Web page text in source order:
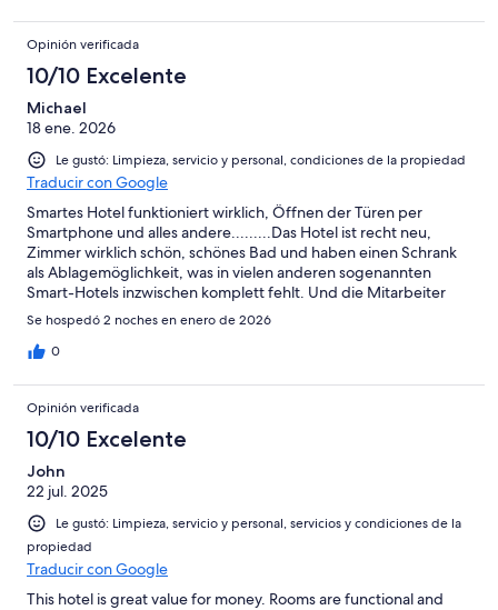
Opinión verificada
10/10 Excelente
Michael
18 ene. 2026
Le gustó: Limpieza, servicio y personal, condiciones de la propiedad
Traducir con Google
Smartes Hotel funktioniert wirklich, Öffnen der Türen per
Smartphone und alles andere.........Das Hotel ist recht neu,
Zimmer wirklich schön, schönes Bad und haben einen Schrank
als Ablagemöglichkeit, was in vielen anderen sogenannten
Smart-Hotels inzwischen komplett fehlt. Und die Mitarbeiter
waren auch noch super nett, Frühstücksraum mit Blick auf die
Berge, also alles i.O. Sollte ich nochmal nach Schaan kommen
auf jeden Fall wieder in dieses Hotel.
Se hospedó 2 noches en enero de 2026
0
Opinión verificada
10/10 Excelente
John
22 jul. 2025
Le gustó: Limpieza, servicio y personal, servicios y condiciones de la
propiedad
Traducir con Google
This hotel is great value for money. Rooms are functional and